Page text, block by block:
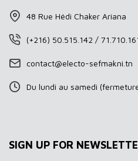
48 Rue Hédi Chaker Ariana
(+216) 50.515.142 /
contact@electo-sefmakni.tn
Du lundi au samedi
SIGN UP FOR